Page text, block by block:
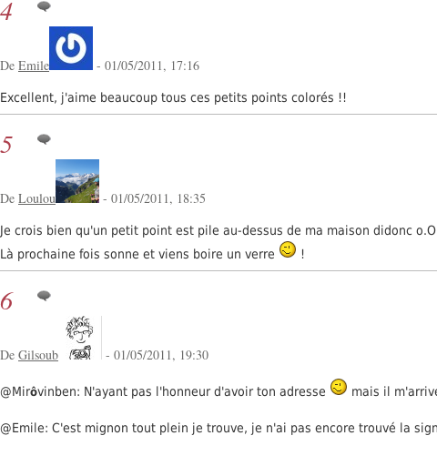
4
De Emile - 01/05/2011, 17:16
Excellent, j'aime beaucoup tous ces petits points colorés !!
5
De Loulou - 01/05/2011, 18:35
Je crois bien qu'un petit point est pile au-dessus de ma maison didonc
Là prochaine fois sonne et viens boire un verre
!
6
De Gilsoub - 01/05/2011, 19:30
@Mirôvinben: N'ayant pas l'honneur d'avoir ton adresse mais il
@Emile: C'est mignon tout plein je trouve, je n'ai pas encore trouvé la